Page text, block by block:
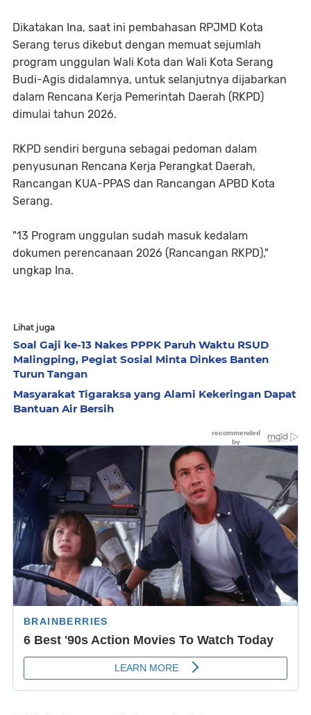
Dikatakan Ina, saat ini pembahasan RPJMD Kota
Serang terus dikebut dengan memuat sejumlah
program unggulan Wali Kota dan Wali Kota Serang
Budi-Agis didalamnya, untuk selanjutnya dijabarkan
dalam Rencana Kerja Pemerintah Daerah (RKPD)
dimulai tahun 2026.
RKPD sendiri berguna sebagai pedoman dalam
penyusunan Rencana Kerja Perangkat Daerah,
Rancangan KUA-PPAS dan Rancangan APBD Kota
Serang.
"13 Program unggulan sudah masuk kedalam
dokumen perencanaan 2026 (Rancangan RKPD),"
ungkap Ina.
Lihat juga
Soal Gaji ke-13 Nakes PPPK Paruh Waktu RSUD
Malingping, Pegiat Sosial Minta Dinkes Banten
Turun Tangan
Masyarakat Tigaraksa yang Alami Kekeringan Dapat
Bantuan Air Bersih